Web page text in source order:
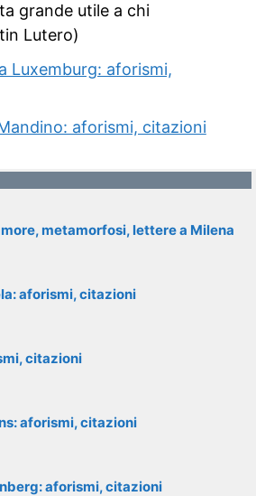
grande utile a chi
Lutero)
Luxemburg: aforismi,
aforismi, citazioni
metamorfosi, lettere a Milena
aforismi, citazioni
citazioni
aforismi, citazioni
aforismi, citazioni